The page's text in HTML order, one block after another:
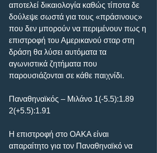
αποτελεί δικαιολογία καθώς τίποτα δε
δούλεψε σωστά για τους «πράσινους»
που δεν μπορούν να περιμένουν πως η
επιστροφή του Αμερικανού σταρ στη
δράση θα λύσει αυτόματα τα
αγωνιστικά ζητήματα που
παρουσιάζονται σε κάθε παιχνίδι.
Παναθηναϊκός – Μιλάνο 1(-5.5):1.89
2(+5.5):1.91
Η επιστροφή στο ΟΑΚΑ είναι
απαραίτητο για τον Παναθηναϊκό να